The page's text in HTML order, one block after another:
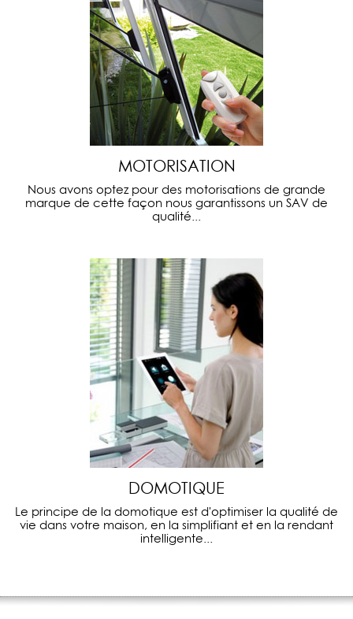
MOTORISATION
Nous avons optez pour des motorisations de grande
marque de cette façon nous garantissons un SAV de
qualité...
DOMOTIQUE
Le principe de la domotique est d'optimiser la qualité de
vie dans votre maison, en la simplifiant et en la rendant
intelligente...